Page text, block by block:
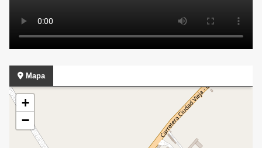
Mapa
+
−